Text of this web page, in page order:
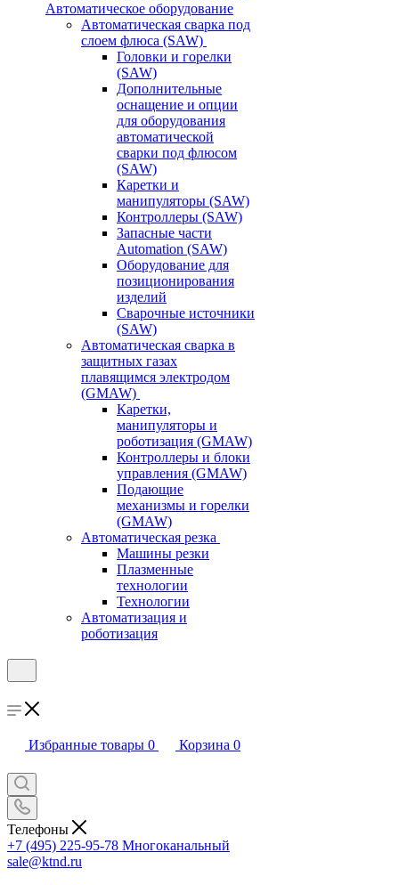
Автоматическое оборудование
Автоматическая сварка под
слоем флюса (SAW)
Головки и горелки
(SAW)
Дополнительные
оснащение и опции
для оборудования
автоматической
сварки под флюсом
(SAW)
Каретки и
манипуляторы (SAW)
Контроллеры (SAW)
Запасные части
Automation (SAW)
Оборудование для
позиционирования
изделий
Сварочные источники
(SAW)
Автоматическая сварка в
защитных газах
плавящимся электродом
(GMAW)
Каретки,
манипуляторы и
роботизация (GMAW)
Контроллеры и блоки
управления (GMAW)
Подающие
механизмы и горелки
(GMAW)
Автоматическая резка
Машины резки
Плазменные
технологии
Технологии
Автоматизация и
роботизация
Избранные товары 0 Корзина 0
Телефоны
+7 (495) 225-95-78 Многоканальный
sale@ktnd.ru